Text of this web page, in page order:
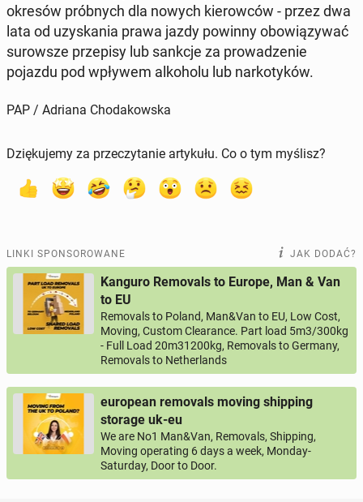
okresów prób­nych dla nowych kie­row­ców - przez dwa
lata od uzy­ska­nia prawa jazdy powinny obo­wią­zy­wać
su­row­sze prze­pi­sy lub sankcje za pro­wa­dze­nie
pojazdu pod wpływem al­ko­ho­lu lub nar­ko­ty­ków.
PAP / Adriana Chodakowska
Dziękujemy za przeczytanie artykułu. Co o tym myślisz?
LINKI SPONSOROWANE JAK DODAĆ?
Kanguro Removals to Europe, Man & Van
to EU
Removals to Poland, Man&Van to EU, Low Cost,
Moving, Custom Clearance. Part load 5m3/300kg
- Full Load 20m31200kg, Removals to Germany,
Removals to Netherlands
european removals moving shipping
storage uk-eu
We are No1 Man&Van, Removals, Shipping,
Moving operating 6 days a week, Monday-
Saturday, Door to Door.